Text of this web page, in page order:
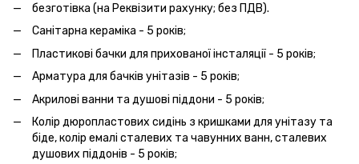
безготівка (на Реквізити рахунку; без ПДВ).
Санітарна кераміка - 5 років;
Пластикові бачки для прихованої інсталяції - 5 років;
Арматура для бачків унітазів - 5 років;
Акрилові ванни та душові піддони - 5 років;
Колір дюропластових сидінь з кришками для унітазу та
біде, колір емалі сталевих та чавунних ванн, сталевих
душових піддонів - 5 років;